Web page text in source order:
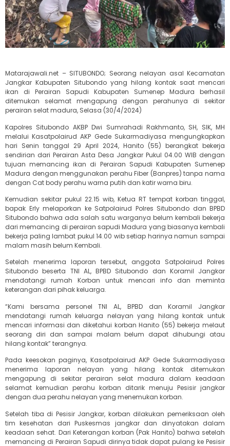
Matarajawali.net – SITUBONDO; Seorang nelayan asal Kecamatan
Jangkar Kabupaten Situbondo yang hilang kontak saat mencari
ikan di Perairan Sapudi Kabupaten Sumenep Madura berhasil
ditemukan selamat mengapung dengan perahunya di sekitar
perairan selat madura, Selasa (30/4/2024)
Kapolres Situbondo AKBP Dwi Sumrahadi Rakhmanto, SH, SIK, MH
melalui Kasatpolairud AKP Gede Sukarmadiyasa mengungkapkan
hari Senin tanggal 29 April 2024, Hanito (55) berangkat bekerja
sendirian dari Perairan Asta Desa Jangkar Pukul 04.00 WIB dengan
tujuan memancing ikan di Perairan Sapudi Kabupaten Sumenep
Madura dengan menggunakan perahu Fiber (Banpres) tanpa nama
dengan Cat body perahu warna putih dan katir warna biru.
Kemudian sekitar pukul 22.15 wib, Ketua RT tempat korban tinggal,
bapak Erly melaporkan ke Satpolairud Polres Situbondo dan BPBD
Situbondo bahwa ada salah satu warganya belum kembali bekerja
dari memancing di perairan sapudi Madura yang biasanya kembali
bekerja paling lambat pukul 14.00 wib setiap harinya namun sampai
malam masih belum Kembali.
Setelah menerima laporan tersebut, anggota Satpolairud Polres
Situbondo beserta TNI AL, BPBD Situbondo dan Koramil Jangkar
mendatangi rumah Korban untuk mencari info dan meminta
keterangan dari pihak keluarga.
“Kami bersama personel TNI AL, BPBD dan Koramil Jangkar
mendatangi rumah keluarga nelayan yang hilang kontak untuk
mencari informasi dan diketahui korban Hanito (55) bekerja melaut
seorang diri dan sampai malam belum dapat dihubungi atau
hilang kontak” terangnya.
Pada keesokan paginya, Kasatpolairud AKP Gede Sukarmadiyasa
menerima laporan nelayan yang hilang kontak ditemukan
mengapung di sekitar perairan selat madura dalam keadaan
selamat kemudian perahu korban ditarik menuju Pesisir jangkar
dengan dua perahu nelayan yang menemukan korban.
Setelah tiba di Pesisir Jangkar, korban dilakukan pemeriksaan oleh
tim kesehatan dari Puskesmas jangkar dan dinyatakan dalam
keadaan sehat. Dari Keterangan korban (Pak Hanito) bahwa setelah
memancing di Perairan Sapudi dirinya tidak dapat pulang ke Pesisir